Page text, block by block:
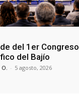
del 1er Congreso
del Bajío
- 5 agosto, 2026